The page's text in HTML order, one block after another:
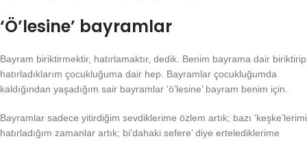
‘Ö’lesine’ bayramlar
Bayram biriktirmektir, hatırlamaktır, dedik. Benim bayrama dair biriktirip
hatırladıklarım çocukluğuma dair hep. Bayramlar çocukluğumda
kaldığından yaşadığım sair bayramlar ‘ö’lesine’ bayram benim için.
Bayramlar sadece yitirdiğim sevdiklerime özlem artık; bazı ‘keşke’lerimi
hatırladığım zamanlar artık; bi’dahaki sefere’ diye ertelediklerime